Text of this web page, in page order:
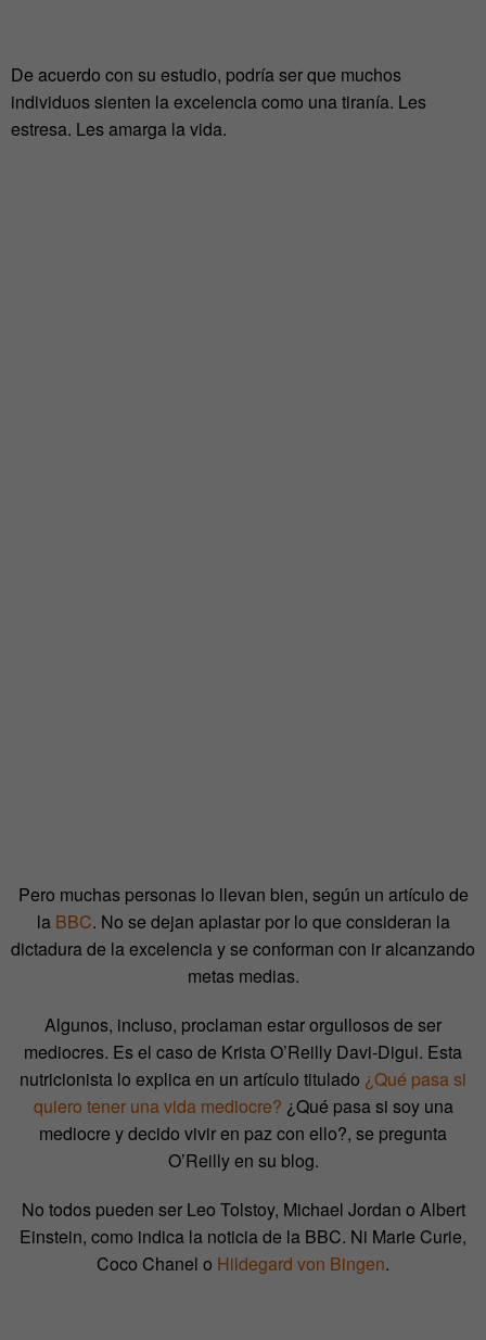
De acuerdo con su estudio, podría ser que muchos
individuos sienten la excelencia como una tiranía. Les
estresa. Les amarga la vida.
Pero muchas personas lo llevan bien, según un artículo de
la BBC. No se dejan aplastar por lo que consideran la
dictadura de la excelencia y se conforman con ir alcanzando
metas medias.
Algunos, incluso, proclaman estar orgullosos de ser
mediocres. Es el caso de Krista O’Reilly Davi-Digui. Esta
nutricionista lo explica en un artículo titulado ¿Qué pasa si
quiero tener una vida mediocre? ¿Qué pasa si soy una
mediocre y decido vivir en paz con ello?, se pregunta
O’Reilly en su blog.
No todos pueden ser Leo Tolstoy, Michael Jordan o Albert
Einstein, como indica la noticia de la BBC. Ni Marie Curie,
Coco Chanel o Hildegard von Bingen.